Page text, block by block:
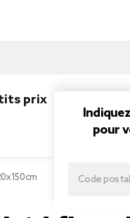
pour
prix